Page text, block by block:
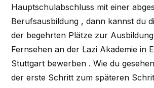
Hauptschulabschluss mit einer
Berufsausbildung , dann kannst du
der begehrten Plätze zur
Fernsehen an der Lazi Akademie in
Stuttgart bewerben . Wie du
der erste Schritt zum späteren